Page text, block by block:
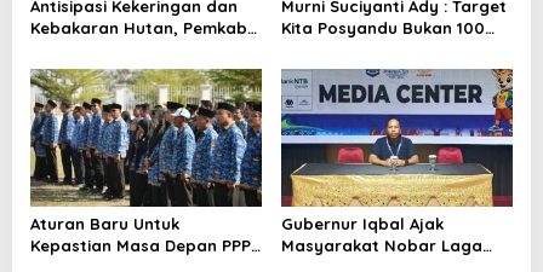
Antisipasi Kekeringan dan
Kebakaran Hutan, Pemkab
Murni Suciyanti Ady : Target
Kita Posyandu Bukan 100
Persen Berfungsi
Aturan Baru Untuk
Kepastian Masa Depan PPPK
Gubernur Iqbal Ajak
Masyarakat Nobar Laga